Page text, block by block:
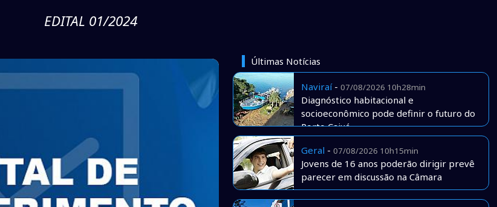
EDITAL 01/2024
Últimas Notícias
Naviraí- 07/08/2026 10h28min
Diagnóstico habitacional e
socioeconômico pode definir o futuro do
Porto Caiuá
Geral - 07/08/2026 10h15min
Jovens de 16 anos poderão dirigir prevê
parecer em discussão na Câmara